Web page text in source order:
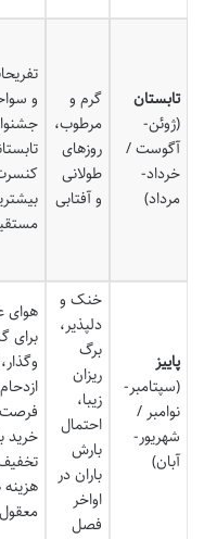
تابستان
(ژوئن-
آگوست /
خرداد-
مرداد)
گرم و
مرطوب،
روزهای
طولانی
و آفتابی
و
پاییز
(سپتامبر-
نوامبر /
شهریور-
آبان)
خنک و
دلپذیر،
برگ
ریزان
زیبا،
احتمال
بارش
باران در
اواخر
فصل
هوای
برای
خرید